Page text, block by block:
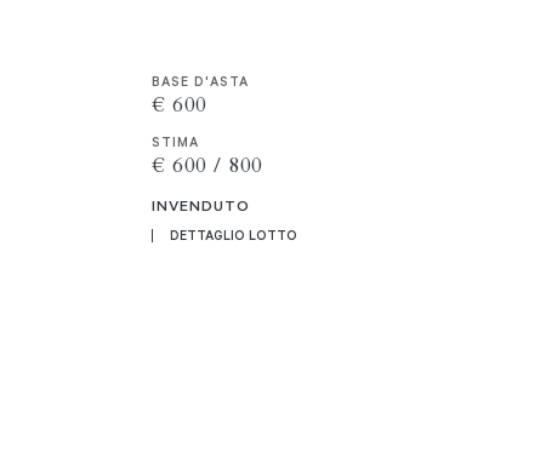
BASE D'ASTA
€ 600
STIMA
€ 600 / 800
INVENDUTO
DETTAGLIO LOTTO